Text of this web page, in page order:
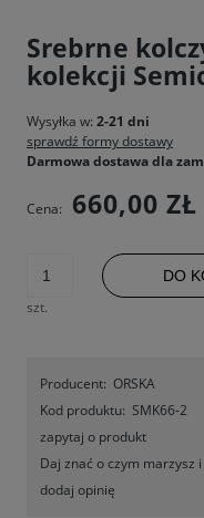
Srebrne
kolekcji
Wysyłka w: 2-21 dni
sprawdź formy dostawy
Darmowa dostawa dla
Cena: 660,00 ZŁ
szt.
DO
Producent: ORSKA
Kod produktu: SMK66-2
zapytaj o produkt
Daj znać o czym marzysz
dodaj opinię